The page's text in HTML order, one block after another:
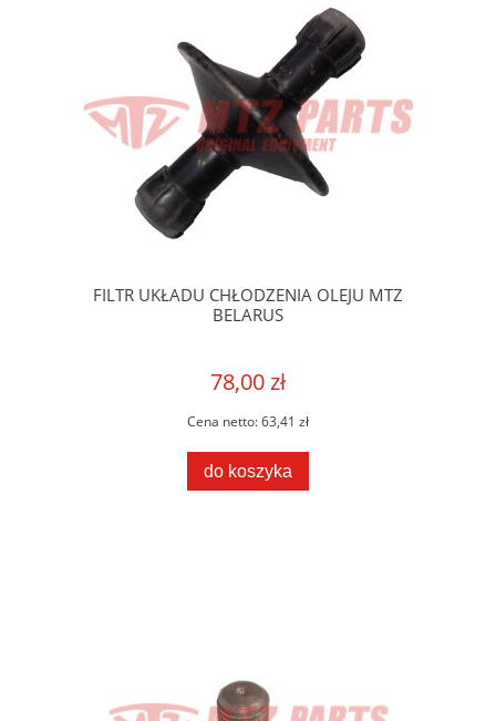
FILTR UKŁADU CHŁODZENIA OLEJU MTZ
BELARUS
78,00 zł
Cena netto:63,41 zł
do koszyka